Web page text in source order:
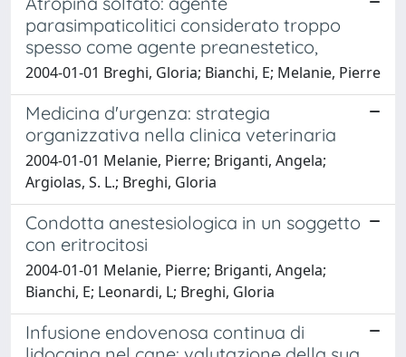
parasimpaticolitici considerato troppo
spesso come agente preanestetico,
2004-01-01 Breghi, Gloria; Bianchi, E; Melanie, Pierre
Medicina d'urgenza: strategia
organizzativa nella clinica veterinaria
2004-01-01 Melanie, Pierre; Briganti, Angela;
Argiolas, S. L.; Breghi, Gloria
Condotta anestesiologica in un soggetto
con eritrocitosi
2004-01-01 Melanie, Pierre; Briganti, Angela;
Bianchi, E; Leonardi, L; Breghi, Gloria
Infusione endovenosa continua di